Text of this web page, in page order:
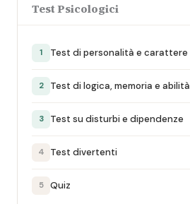
Test Psicologici
1 Test di personalità e carattere
2 Test di logica, memoria e abilità
3 Test su disturbi e dipendenze
4 Test divertenti
5 Quiz